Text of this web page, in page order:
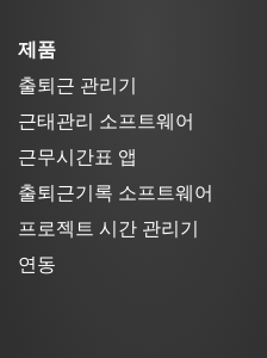
제품
출퇴근 관리기
근태관리 소프트웨어
근무시간표 앱
출퇴근기록 소프트웨어
프로젝트 시간 관리기
연동